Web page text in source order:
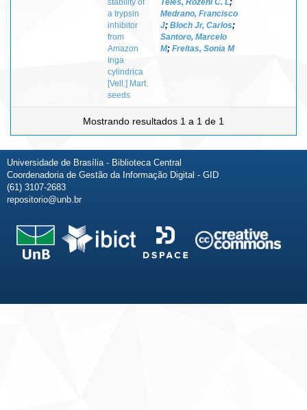
a trypsin
inhibitor
from
Amazon
Inga
cylindrica
[Vell.] Mart.
seeds
Medrano, Francisco
J; Bloch Jr, Carlos;
Santoro, Marcelo
M; Freitas, Sonia M
Mostrando resultados 1 a 1 de 1
Universidade de Brasília - Biblioteca Central
Coordenadoria de Gestão da Informação Digital - GID
(61) 3107-2683
repositorio@unb.br